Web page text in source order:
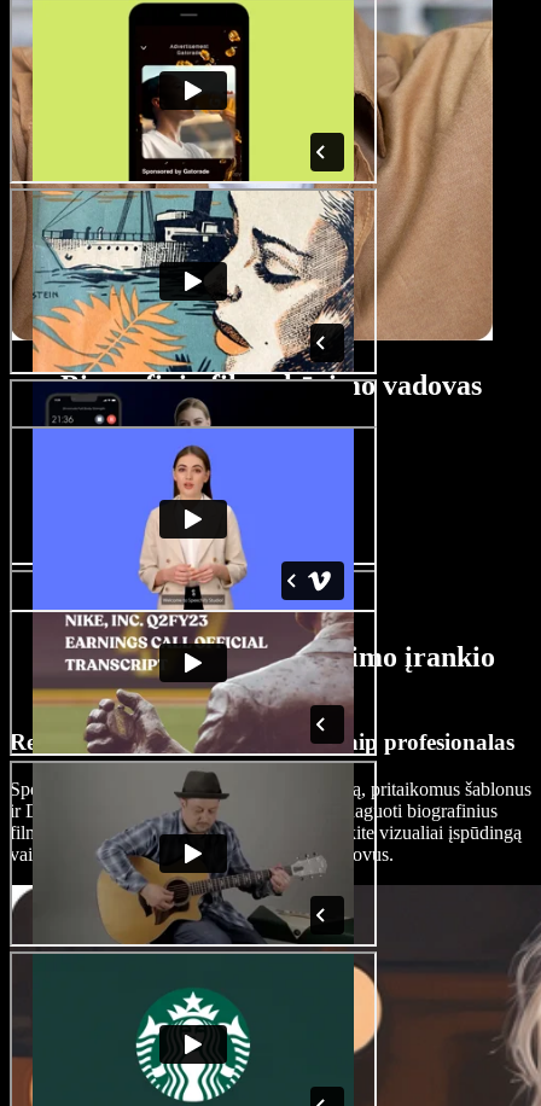
Biografinių filmų kūrimo vadovas
DI biografinių filmų kūrimo įrankio
funkcijos
Redaguokite biografinius filmus kaip profesionalas
Speechify Studio siūlo „drag-and-drop“ sąsają, pritaikomus šablonus
ir DI efektus, todėl net pradedantieji galės redaguoti biografinius
filmus kaip „Oskarą“ laimėję režisieriai. Kurkite vizualiai įspūdingą
vaizdo turinį, kuris natūraliai įtrauks jūsų žiūrovus.